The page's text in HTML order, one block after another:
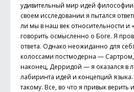
удивительный мир идей философии
своем исследовании я пытался
ли мы в наш век относительности и
говорить осмысленно о Боге. Я
ответа. Однако неожиданно для
колоссами постмодерна —
наконец, Дерридой — я оказался в
лабиринта идей и концепций
такому. Все, во что я привык верить